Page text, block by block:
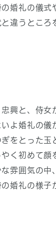
の婚礼の儀式
と違うところ
忠興と、侍女
いよ婚礼の儀
ぎをとった玉
やく初めて顔
な雰囲気の中
の婚礼の様子